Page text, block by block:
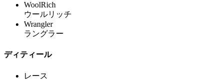
WoolRich
ウールリッチ
Wrangler
ラングラー
ディティール
レース